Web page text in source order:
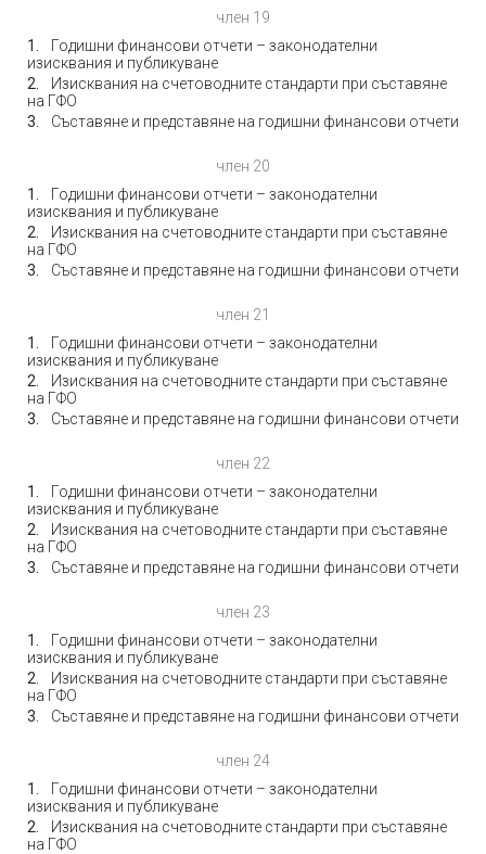
член 19
Годишни финансови отчети – законодателни
изисквания и публикуване
Изисквания на счетоводните стандарти при съставяне
на ГФО
Съставяне и представяне на годишни финансови отчети
член 20
Годишни финансови отчети – законодателни
изисквания и публикуване
Изисквания на счетоводните стандарти при съставяне
на ГФО
Съставяне и представяне на годишни финансови отчети
член 21
Годишни финансови отчети – законодателни
изисквания и публикуване
Изисквания на счетоводните стандарти при съставяне
на ГФО
Съставяне и представяне на годишни финансови отчети
член 22
Годишни финансови отчети – законодателни
изисквания и публикуване
Изисквания на счетоводните стандарти при съставяне
на ГФО
Съставяне и представяне на годишни финансови отчети
член 23
Годишни финансови отчети – законодателни
изисквания и публикуване
Изисквания на счетоводните стандарти при съставяне
на ГФО
Съставяне и представяне на годишни финансови отчети
член 24
Годишни финансови отчети – законодателни
изисквания и публикуване
Изисквания на счетоводните стандарти при съставяне
на ГФО